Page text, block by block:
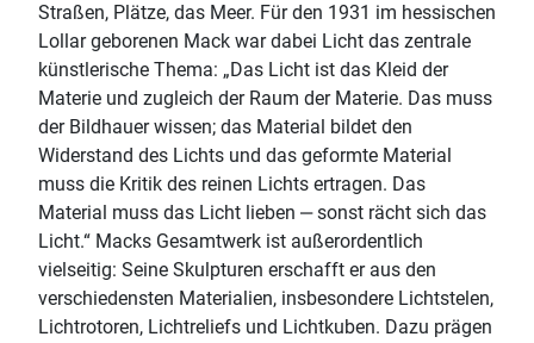
Straßen, Plätze, das Meer. Für den 1931 im hessischen
Lollar geborenen Mack war dabei Licht das zentrale
künstlerische Thema: „Das Licht ist das Kleid der
Materie und zugleich der Raum der Materie. Das muss
der Bildhauer wissen; das Material bildet den
Widerstand des Lichts und das geformte Material
muss die Kritik des reinen Lichts ertragen. Das
Material muss das Licht lieben ‒ sonst rächt sich das
Licht.“ Macks Gesamtwerk ist außerordentlich
vielseitig: Seine Skulpturen erschafft er aus den
verschiedensten Materialien, insbesondere Lichtstelen,
Lichtrotoren, Lichtreliefs und Lichtkuben. Dazu prägen